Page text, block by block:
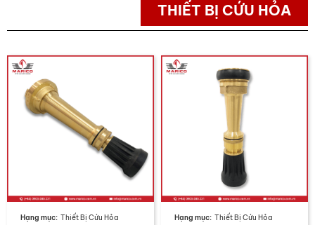
THIẾT BỊ CỨU HỎA
Thiết Bị Cứu Hỏa Thiết Bị Cứu Hỏa